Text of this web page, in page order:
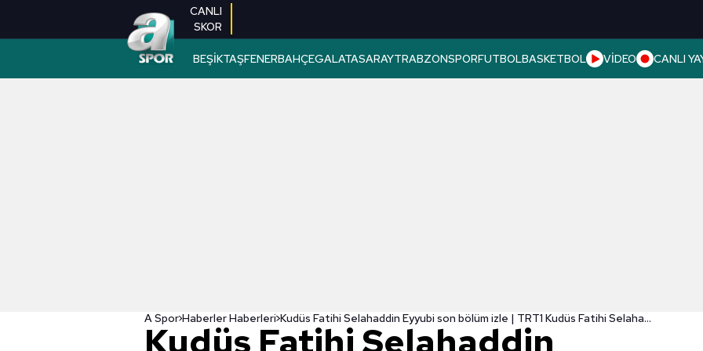
CANLI
SKOR
BEŞİKTAŞFENERBAHÇEGALATASARAYTRABZONSPORFUTBOLBASKETBOL VİDEO CANLI
A Spor Haberler Haberleri Kudüs Fatihi Selahaddin Eyyubi son bölüm izle | TRT1 Kudüs Fatihi Selahaddin Eyyubi 6. bölüm FULL İZLE
Kudüs Fatihi Selahaddin